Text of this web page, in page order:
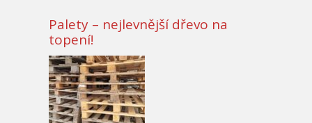
Palety – nejlevnější dřevo na
topení!